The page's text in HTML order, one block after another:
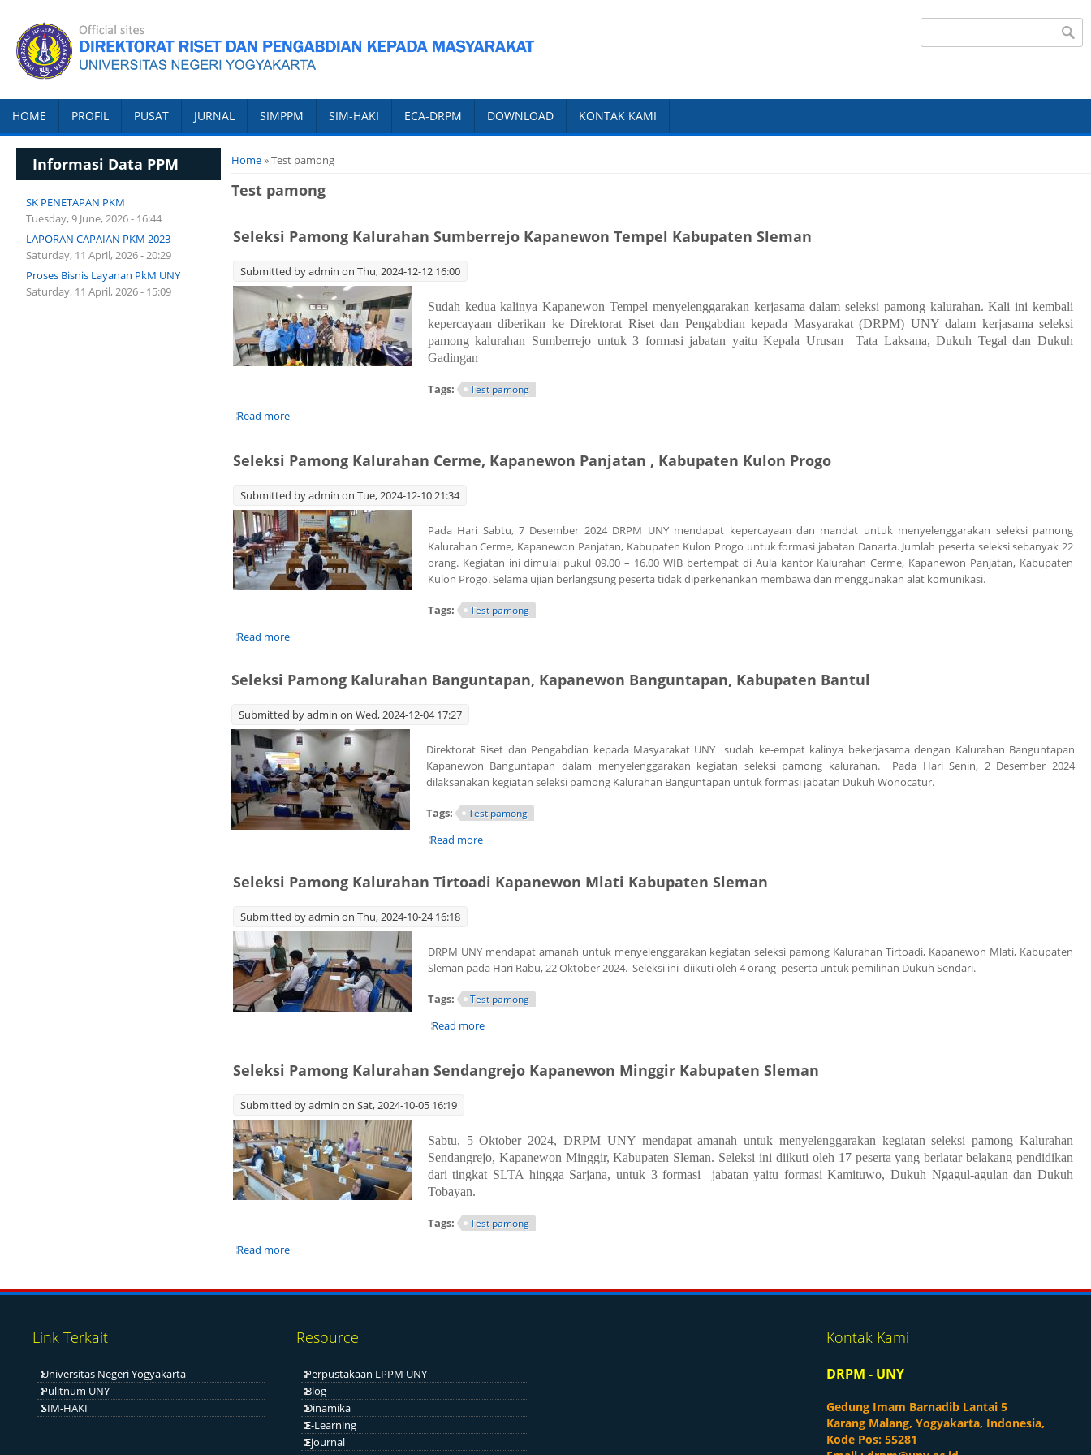
Search form
HOME PROFIL PUSAT JURNAL SIMPPM SIM-HAKI ECA-DRPM DOWNLOAD KONTAK KAMI
You are here
Home» Test pamong
Test pamong
Seleksi Pamong Kalurahan Sumberrejo Kapanewon Tempel Kabupaten Sleman
Submitted byadmin on Thu, 2024-12-12 16:00
Sudah kedua kalinya Kapanewon Tempel menyelenggarakan kerjasama dalam seleksi pamong kalurahan. Kali ini kembali
kepercayaan diberikan ke Direktorat Riset dan Pengabdian kepada Masyarakat (DRPM) UNY dalam kerjasama seleksi
pamong kalurahan Sumberrejo untuk 3 formasi jabatan yaitu Kepala Urusan Tata Laksana, Dukuh Tegal dan Dukuh
Gadingan
Tags: Test pamong
Read moreabout Seleksi Pamong Kalurahan Sumberrejo Kapanewon Tempel Kabupaten Sleman
Seleksi Pamong Kalurahan Cerme, Kapanewon Panjatan , Kabupaten Kulon Progo
Submitted byadmin on Tue, 2024-12-10 21:34
Pada Hari Sabtu, 7 Desember 2024 DRPM UNY mendapat kepercayaan dan mandat untuk menyelenggarakan seleksi pamong
Kalurahan Cerme, Kapanewon Panjatan, Kabupaten Kulon Progo untuk formasi jabatan Danarta. Jumlah peserta seleksi sebanyak 22
orang. Kegiatan ini dimulai pukul 09.00 – 16.00 WIB bertempat di Aula kantor Kalurahan Cerme, Kapanewon Panjatan, Kabupaten
Kulon Progo. Selama ujian berlangsung peserta tidak diperkenankan membawa dan menggunakan alat komunikasi.
Tags: Test pamong
Read moreabout Seleksi Pamong Kalurahan Cerme, Kapanewon Panjatan , Kabupaten Kulon Progo
Seleksi Pamong Kalurahan Banguntapan, Kapanewon Banguntapan, Kabupaten Bantul
Submitted byadmin on Wed, 2024-12-04 17:27
Direktorat Riset dan Pengabdian kepada Masyarakat UNY sudah ke-empat kalinya bekerjasama dengan Kalurahan Banguntapan
Kapanewon Banguntapan dalam menyelenggarakan kegiatan seleksi pamong kalurahan. Pada Hari Senin, 2 Desember 2024
dilaksanakan kegiatan seleksi pamong Kalurahan Banguntapan untuk formasi jabatan Dukuh Wonocatur.
Tags: Test pamong
Read moreabout Seleksi Pamong Kalurahan Banguntapan, Kapanewon Banguntapan, Kabupaten Bantul
Seleksi Pamong Kalurahan Tirtoadi Kapanewon Mlati Kabupaten Sleman
Submitted byadmin on Thu, 2024-10-24 16:18
DRPM UNY mendapat amanah untuk menyelenggarakan kegiatan seleksi pamong Kalurahan Tirtoadi, Kapanewon Mlati, Kabupaten
Sleman pada Hari Rabu, 22 Oktober 2024. Seleksi ini diikuti oleh 4 orang peserta untuk pemilihan Dukuh Sendari.
Tags: Test pamong
Read moreabout Seleksi Pamong Kalurahan Tirtoadi Kapanewon Mlati Kabupaten Sleman
Seleksi Pamong Kalurahan Sendangrejo Kapanewon Minggir Kabupaten Sleman
Submitted byadmin on Sat, 2024-10-05 16:19
Sabtu, 5 Oktober 2024, DRPM UNY mendapat amanah untuk menyelenggarakan kegiatan seleksi pamong Kalurahan
Sendangrejo, Kapanewon Minggir, Kabupaten Sleman. Seleksi ini diikuti oleh 17 peserta yang berlatar belakang pendidikan
dari tingkat SLTA hingga Sarjana, untuk 3 formasi jabatan yaitu formasi Kamituwo, Dukuh Ngagul-agulan dan Dukuh
Tobayan.
Tags: Test pamong
Read moreabout Seleksi Pamong Kalurahan Sendangrejo Kapanewon Minggir Kabupaten Sleman
Informasi Data PPM
SK PENETAPAN PKM
Tuesday, 9 June, 2026 - 16:44
LAPORAN CAPAIAN PKM 2023
Saturday, 11 April, 2026 - 20:29
Proses Bisnis Layanan PkM UNY
Saturday, 11 April, 2026 - 15:09
Link Terkait
Universitas Negeri Yogyakarta
Pulitnum UNY
SIM-HAKI
Resource
Perpustakaan LPPM UNY
Blog
Dinamika
E-Learning
Ejournal
Kontak Kami
DRPM - UNY
Gedung Imam Barnadib Lantai 5
Karang Malang, Yogyakarta, Indonesia,
Kode Pos: 55281